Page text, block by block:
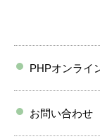
PHPオンライ
お問い合わせ